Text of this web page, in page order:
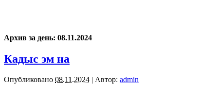
Архив за день: 08.11.2024
Кадыс эм на
Опубликовано 08.11.2024 | Автор: admin